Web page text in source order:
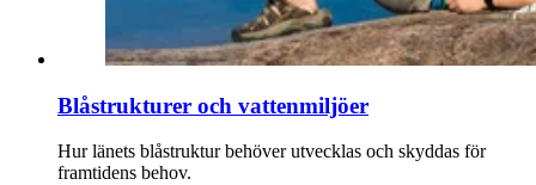
Blåstrukturer och vattenmiljöer
Hur länets blåstruktur behöver utvecklas och skyddas för
framtidens behov.